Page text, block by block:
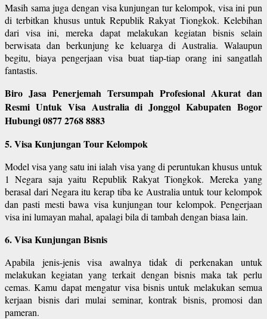
Masih sama juga dengan visa kunjungan tur kelompok, visa ini pun
di terbitkan khusus untuk Republik Rakyat Tiongkok. Kelebihan
dari visa ini, mereka dapat melakukan kegiatan bisnis selain
berwisata dan berkunjung ke keluarga di Australia. Walaupun
begitu, biaya pengerjaan visa buat tiap-tiap orang ini sangatlah
fantastis.
Biro Jasa Penerjemah Tersumpah Profesional Akurat dan
Resmi Untuk Visa Australia di Jonggol Kabupaten Bogor
Hubungi 0877 2768 8883
5. Visa Kunjungan Tour Kelompok
Model visa yang satu ini ialah visa yang di peruntukan khusus untuk
1 Negara saja yaitu Republik Rakyat Tiongkok. Mereka yang
berasal dari Negara itu kerap tiba ke Australia untuk tour kelompok
dan pasti mesti bawa visa kunjungan tour kelompok. Pengerjaan
visa ini lumayan mahal, apalagi bila di tambah dengan biasa lain.
6. Visa Kunjungan Bisnis
Apabila jenis-jenis visa awalnya tidak di perkenakan untuk
melakukan kegiatan yang terkait dengan bisnis maka tak perlu
cemas. Kamu dapat mengatur visa bisnis untuk melakukan semua
kerjaan bisnis dari mulai seminar, kontrak bisnis, promosi dan
pameran.